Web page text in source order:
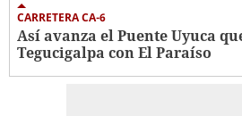
CARRETERA CA-6
Así avanza el Puente Uyuca
Tegucigalpa con El Paraíso